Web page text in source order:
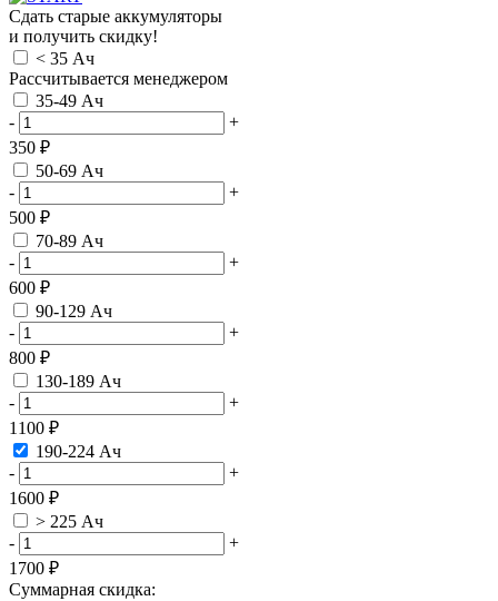
Сдать старые аккумуляторы
и получить скидку!
< 35 Ач
Рассчитывается менеджером
35-49 Ач
-
+
350 ₽
50-69 Ач
-
+
500 ₽
70-89 Ач
-
+
600 ₽
90-129 Ач
-
+
800 ₽
130-189 Ач
-
+
1100 ₽
190-224 Ач
-
+
1600 ₽
> 225 Ач
-
+
1700 ₽
Суммарная скидка: